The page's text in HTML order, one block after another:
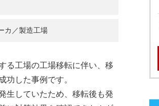
カ／製造工場
る工場の工場移転に伴い、移
功した事例です。
生していたため、移転後も発